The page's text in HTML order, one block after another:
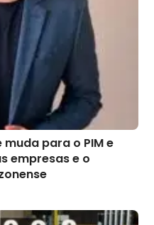
para o PIM e
empresas e o